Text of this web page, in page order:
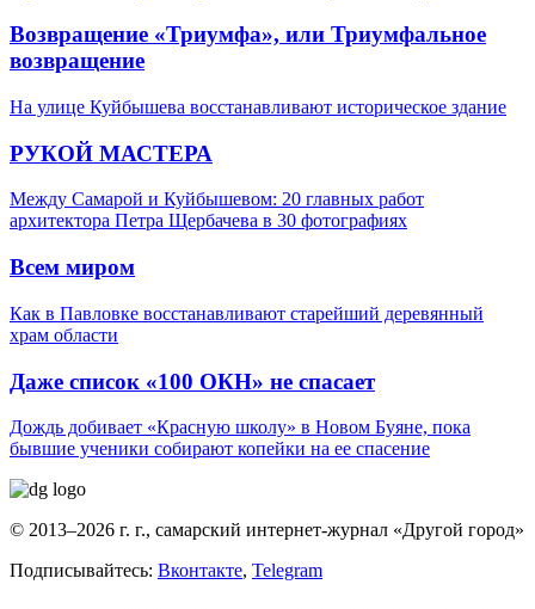
Возвращение «Триумфа», или Триумфальное
возвращение
На улице Куйбышева восстанавливают историческое здание
РУКОЙ МАСТЕРА
Между Самарой и Куйбышевом: 20 главных работ
архитектора Петра Щербачева в 30 фотографиях
Всем миром
Как в Павловке восстанавливают старейший деревянный
храм области
Даже список «100 ОКН» не спасает
Дождь добивает «Красную школу» в Новом Буяне, пока
бывшие ученики собирают копейки на ее спасение
© 2013–2026 г. г., самарский интернет-журнал «Другой город»
Подписывайтесь: Вконтакте, Telegram